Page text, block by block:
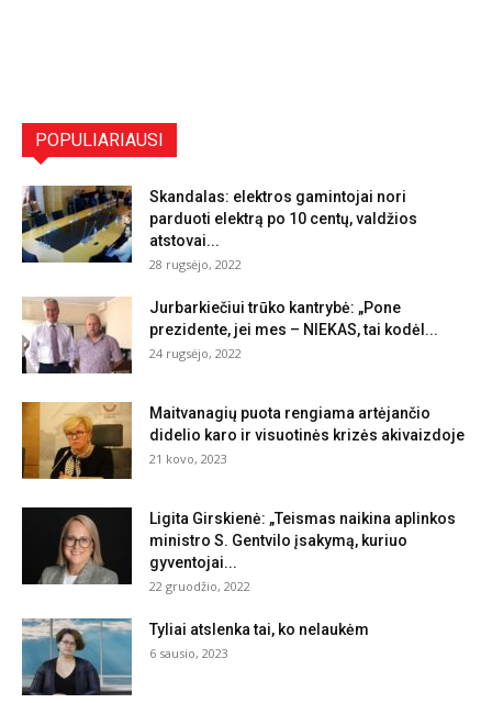
POPULIARIAUSI
Skandalas: elektros gamintojai nori
parduoti elektrą po 10 centų, valdžios
atstovai...
28 rugsėjo, 2022
Jurbarkiečiui trūko kantrybė: „Pone
prezidente, jei mes – NIEKAS, tai kodėl...
24 rugsėjo, 2022
Maitvanagių puota rengiama artėjančio
didelio karo ir visuotinės krizės akivaizdoje
21 kovo, 2023
Ligita Girskienė: „Teismas naikina aplinkos
ministro S. Gentvilo įsakymą, kuriuo
gyventojai...
22 gruodžio, 2022
Tyliai atslenka tai, ko nelaukėm
6 sausio, 2023